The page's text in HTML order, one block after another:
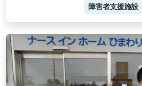
障害者支援施設